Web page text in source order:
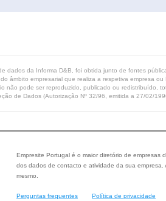
dados da Informa D&B, foi obtida junto de fontes
âmbito empresarial que realiza a respetiva empresa
não pode ser reproduzido, publicado ou redistribuído,
de Dados (Autorização Nº 32/96, emitida a 27/02/
Empresite Portugal é o maior diretório de
dos dados de contacto e atividade da sua
mesmo.
Perguntas frequentes Política de privacidade